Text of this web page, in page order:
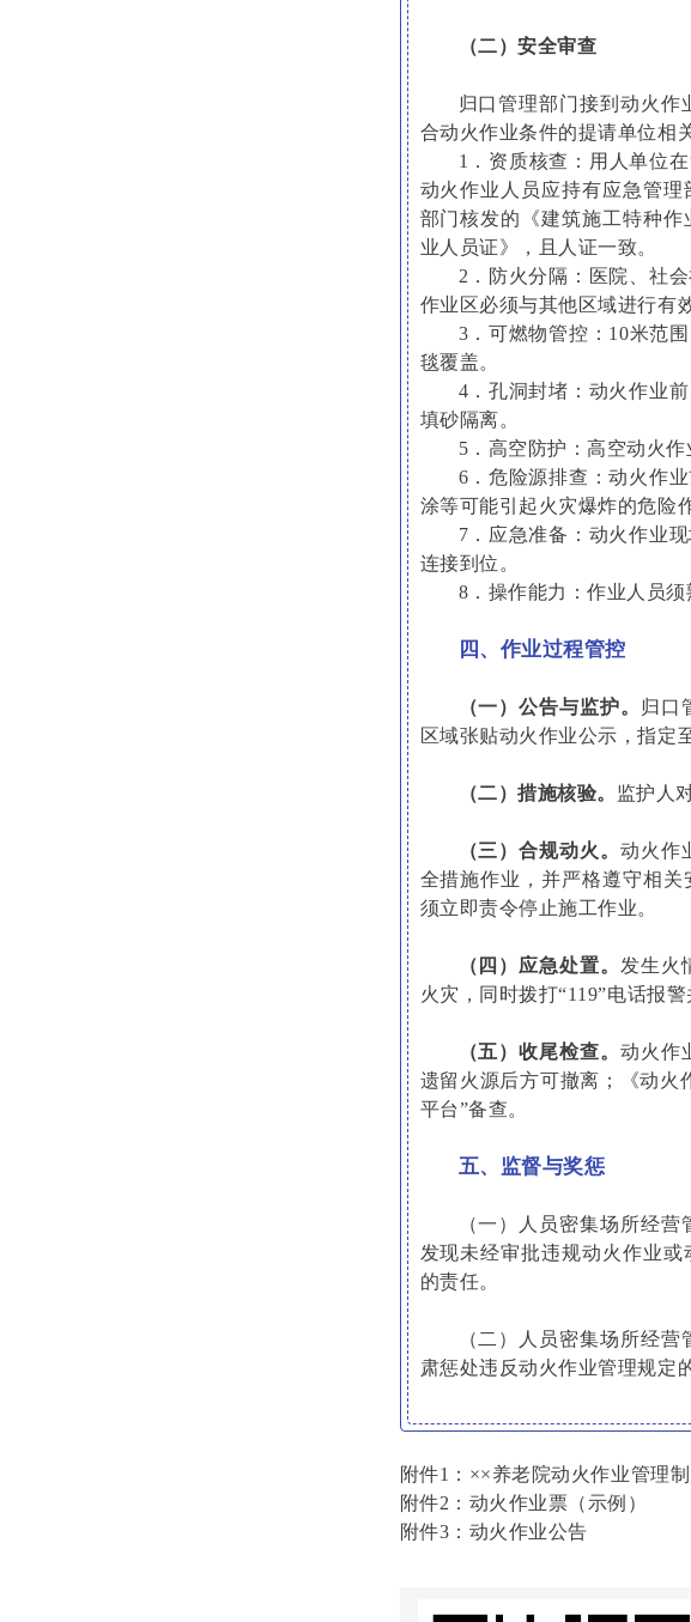
（二）安全审查
归口管理部门接到动火
合动火作业条件的提请单位相
1．资质核查：用人单位
动火作业人员应持有应急管
部门核发的《建筑施工特种
业人员证》，且人证一致。
2．防火分隔：医院、社
作业区必须与其他区域进行有
3．可燃物管控：10米范
毯覆盖。
4．孔洞封堵：动火作业
填砂隔离。
5．高空防护：高空动火
6．危险源排查：动火作
涂等可能引起火灾爆炸的危险
7．应急准备：动火作业
连接到位。
8．操作能力：作业人员须
四、作业过程管控
（一）公告与监护。 归口
区域张贴动火作业公示，指定
（二）措施核验。 监护人
（三）合规动火。动火作
全措施作业，并严格遵守相
须立即责令停止施工作业。
（四）应急处置。 发生火
火灾，同时拨打“119”电话报警
（五）收尾检查。动火作
遗留火源后方可撤离；《动火
平台”备查。
五、监督与奖惩
（一）人员密集场所经
发现未经审批违规动火作业
的责任。
（二）人员密集场所经
肃惩处违反动火作业管理规定
附件1：××养老院动火作业管理制
附件2：动火作业票（示例）
附件3：动火作业公告